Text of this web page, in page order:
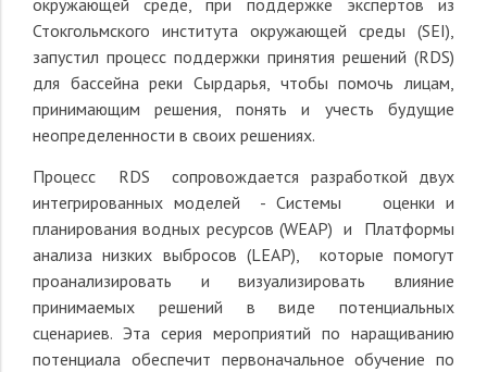
окружающей среде, при поддержке экспертов из
Стокгольмского института окружающей среды (SEI),
запустил процесс поддержки принятия решений (RDS)
для бассейна реки Сырдарья, чтобы помочь лицам,
принимающим решения, понять и учесть будущие
неопределенности в своих решениях.
Процесс RDS сопровождается разработкой двух
интегрированных моделей - Системы оценки и
планирования водных ресурсов (WEAP) и Платформы
анализа низких выбросов (LEAP), которые помогут
проанализировать и визуализировать влияние
принимаемых решений в виде потенциальных
сценариев. Эта серия мероприятий по наращиванию
потенциала обеспечит первоначальное обучение по